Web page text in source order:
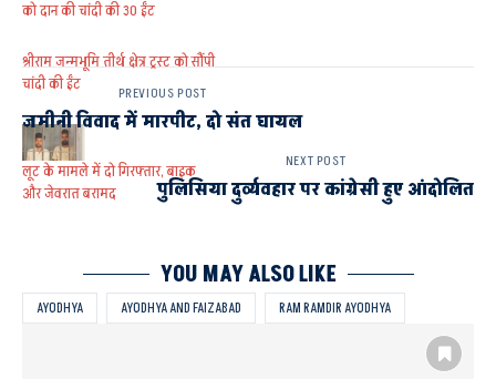
को दान की चांदी की 30 ईंट
श्रीराम जन्मभूमि तीर्थ क्षेत्र ट्रस्ट को सौंपी
चांदी की ईंट
लूट के मामले में दो गिरफ्तार, बाइक
और जेवरात बरामद
AYODHYA AYODHYA AND FAIZABAD RAM RAMDIR AYODHYA
PREVIOUS POST
जमीनी विवाद में मारपीट, दो संत घायल
NEXT POST
पुलिसिया दुर्व्यवहार पर कांग्रेसी हुए आंदोलित
YOU MAY ALSO LIKE